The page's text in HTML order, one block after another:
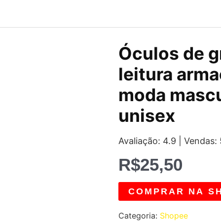
Óculos de
leitura
moda
unisex
Avaliação: 4.9 | Vendas:
R$25,50
COMPRAR NA
Categoria: Shopee